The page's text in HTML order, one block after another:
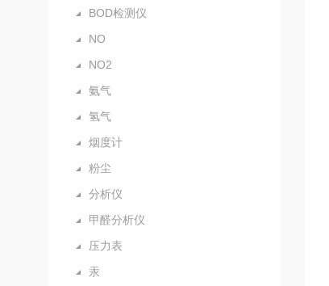
BOD检测仪
NO
NO2
氨气
氢气
烟度计
粉尘
分析仪
甲醛分析仪
压力表
汞